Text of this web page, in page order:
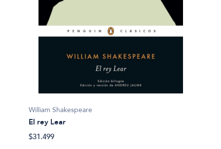
William Shakespeare
El rey Lear
$31.499